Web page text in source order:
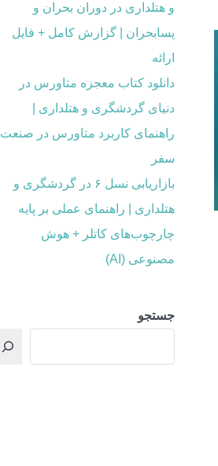
و هتلداری در دوران بحران و
پسابحران | گزارش کامل + فایل
ارائه
دانلود کتاب معجزه متاورس در
دنیای گردشگری و هتلداری |
راهنمای کاربرد متاورس در صنعت
سفر
بازاریابی نسل ۶ در گردشگری و
هتلداری | راهنمای عملی بر پایه
چارچوب‌های کاتلر + هوش
مصنوعی (AI)
جستجو